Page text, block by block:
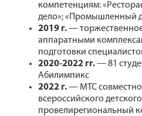
компетенциям:
дело»; «Промышленный
2019 г.—
аппаратными
подготовки
2020-2022 гг.— 81
Абилимпикс
2022 г.— МТС совместно
всероссийского
провелирегиональный